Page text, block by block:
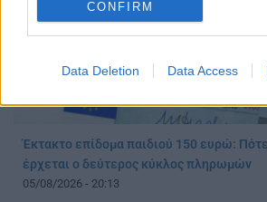
CONFIRM
Data Deletion Data Access
Έκτακτο επίδομα παιδιού 150 ευρώ: Πότε
έρχεται ο δεύτερος κύκλος πληρωμών
05/08/2026 - 20:13